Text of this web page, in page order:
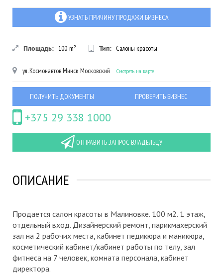
УЗНАТЬ ПРИЧИНУ ПРОДАЖИ БИЗНЕСА
Площадь: 100 m² Тип: Салоны красоты
ул. КосмонавтовМинскМосковский Смотреть на карте
ПОЛУЧИТЬ ДОКУМЕНТЫ ПРОВЕРИТЬ БИЗНЕС
+375 29 338 1000
ОТПРАВИТЬ ЗАПРОС ВЛАДЕЛЬЦУ
ОПИСАНИЕ
Продается салон красоты в Малиновке. 100 м2. 1 этаж,
отдельный вход. Дизайнерский ремонт, парикмахерский
зал на 2 рабочих места, кабинет педикюра и маникюра,
косметический кабинет/кабинет работы по телу, зал
фитнеса на 7 человек, комната персонала, кабинет
директора.